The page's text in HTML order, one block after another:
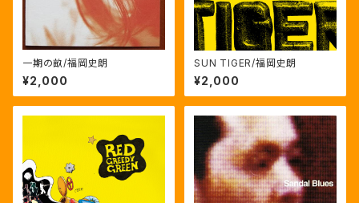
一期の畝/福岡史朗
¥2,000
SUN TIGER/福岡史朗
¥2,000